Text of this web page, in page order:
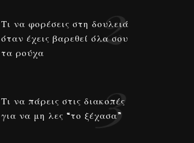
Τι να φορέσεις στη δουλειά
όταν έχεις βαρεθεί όλα σου
τα ρούχα
2
Τι να πάρεις στις διακοπές
για να μη λες “το ξέχασα”
3